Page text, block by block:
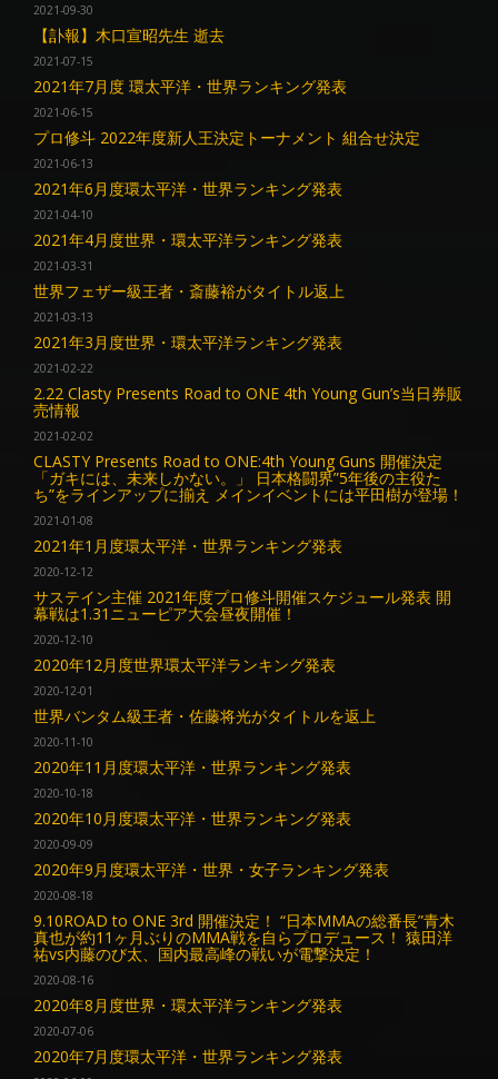
2021-09-30
【訃報】木口宣昭先生 逝去
2021-07-15
2021年7月度 環太平洋・世界ランキング発表
2021-06-15
プロ修斗 2022年度新人王決定トーナメント 組合せ決定
2021-06-13
2021年6月度環太平洋・世界ランキング発表
2021-04-10
2021年4月度世界・環太平洋ランキング発表
2021-03-31
世界フェザー級王者・斎藤裕がタイトル返上
2021-03-13
2021年3月度世界・環太平洋ランキング発表
2021-02-22
2.22 Clasty Presents Road to ONE 4th Young Gun’s当日券販
売情報
2021-02-02
CLASTY Presents Road to ONE:4th Young Guns 開催決定
「ガキには、未来しかない。」 日本格闘界”5年後の主役た
ち”をラインアップに揃え メインイベントには平田樹が登場！
2021-01-08
2021年1月度環太平洋・世界ランキング発表
2020-12-12
サステイン主催 2021年度プロ修斗開催スケジュール発表 開
幕戦は1.31ニューピア大会昼夜開催！
2020-12-10
2020年12月度世界環太平洋ランキング発表
2020-12-01
世界バンタム級王者・佐藤将光がタイトルを返上
2020-11-10
2020年11月度環太平洋・世界ランキング発表
2020-10-18
2020年10月度環太平洋・世界ランキング発表
2020-09-09
2020年9月度環太平洋・世界・女子ランキング発表
2020-08-18
9.10ROAD to ONE 3rd 開催決定！ “日本MMAの総番長”青木
真也が約11ヶ月ぶりのMMA戦を自らプロデュース！ 猿田洋
祐vs内藤のび太、国内最高峰の戦いが電撃決定！
2020-08-16
2020年8月度世界・環太平洋ランキング発表
2020-07-06
2020年7月度環太平洋・世界ランキング発表